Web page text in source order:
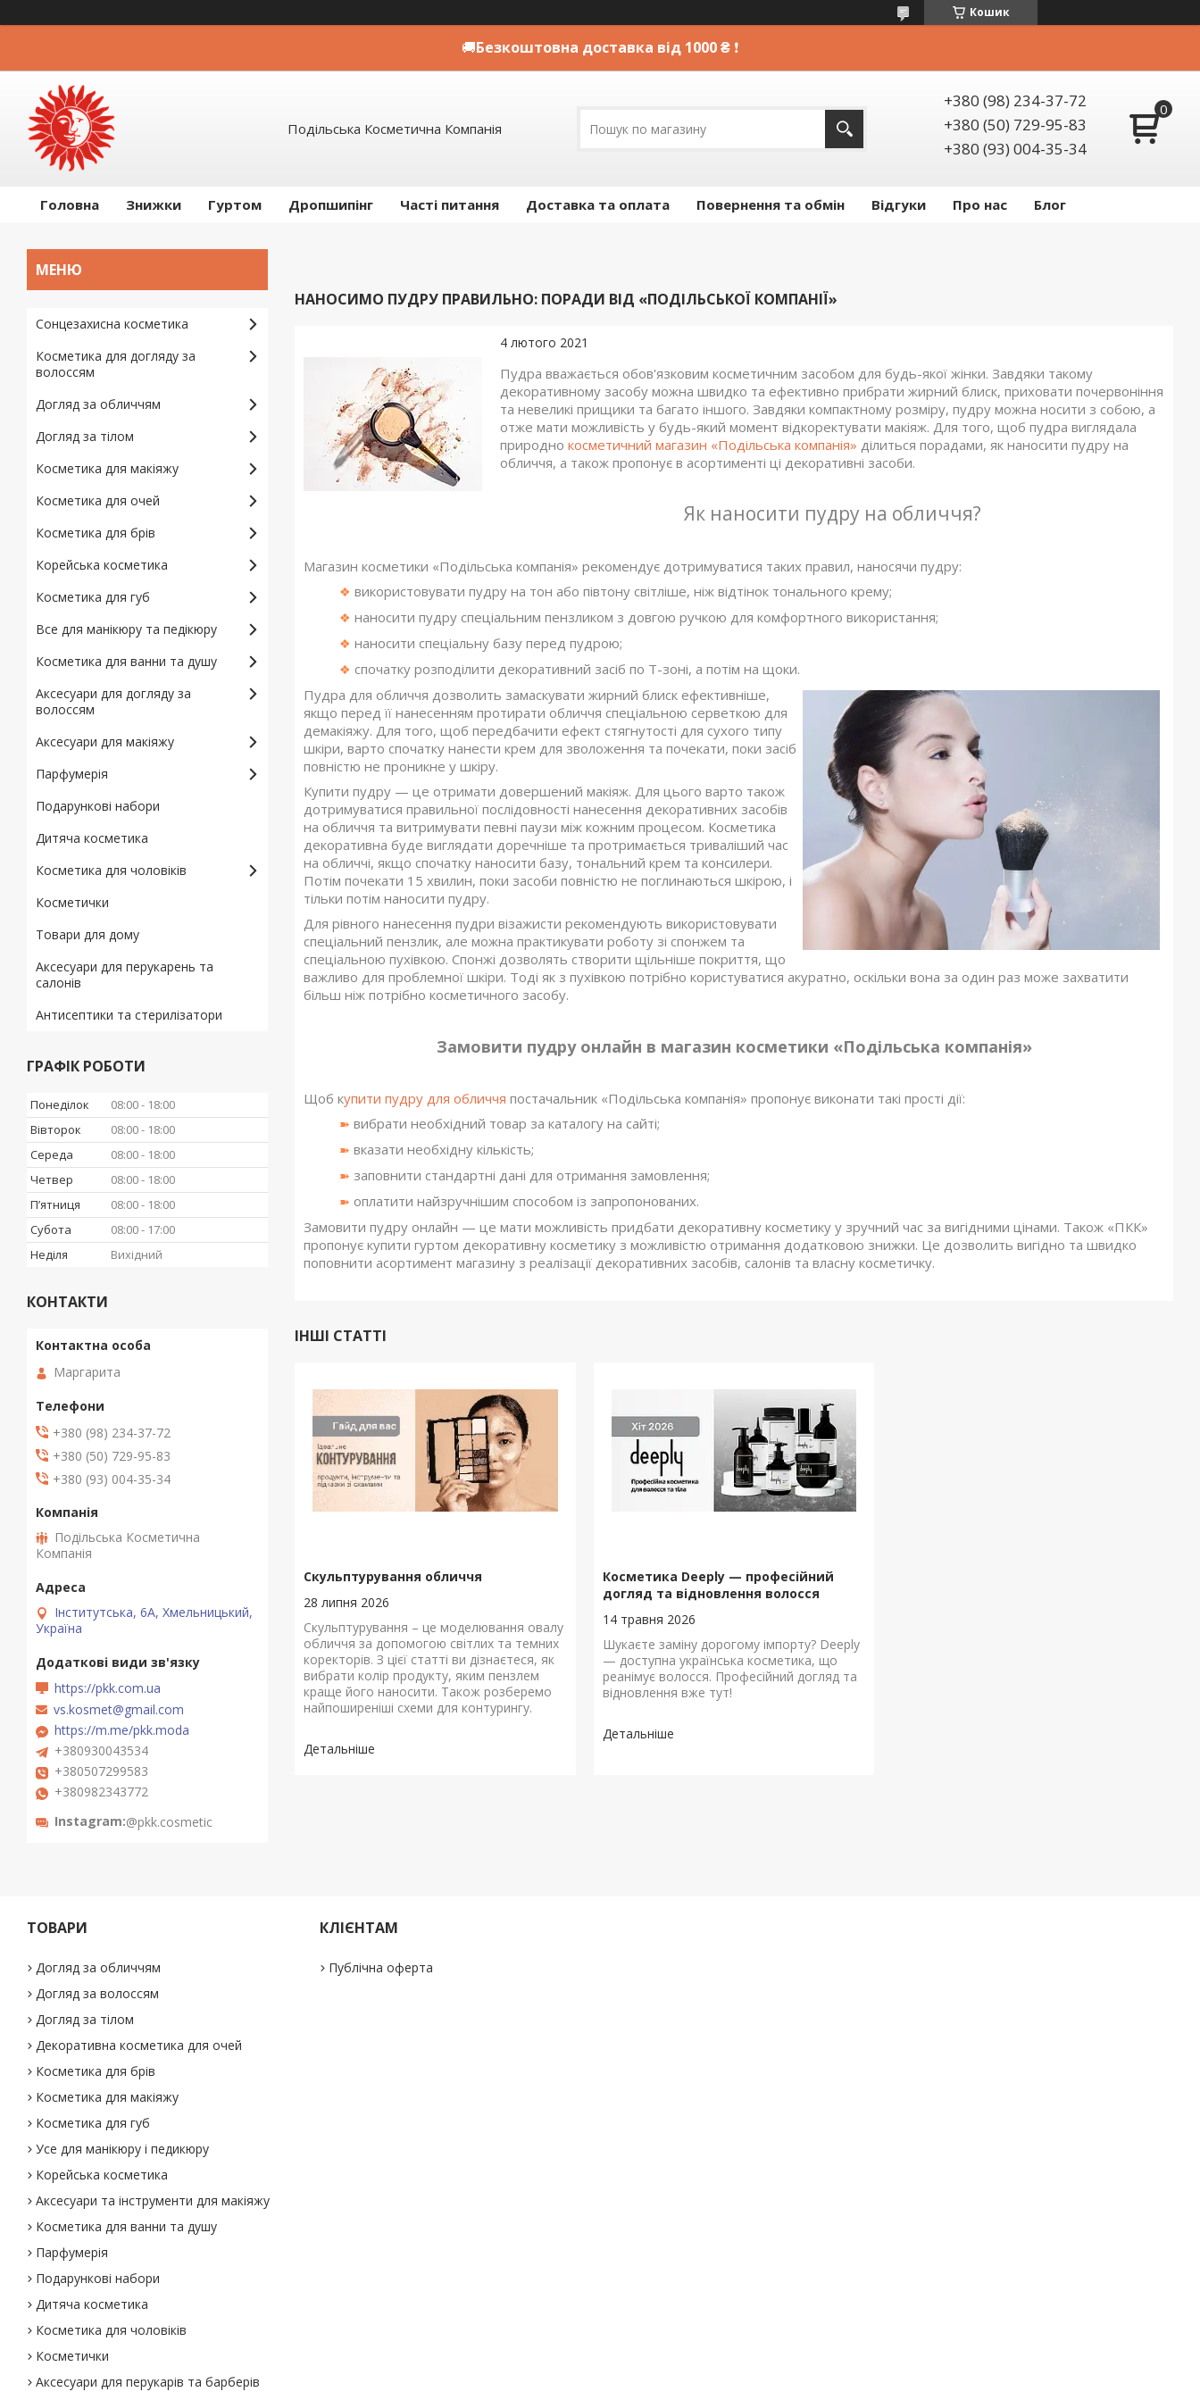
Кошик
🚚Безкоштовна доставка від 1000 ₴ ❗
Подільська Косметична Компанія
+380 (98) 234-37-72
+380 (50) 729-95-83
+380 (93) 004-35-34
Головна Знижки Гуртом Дропшипінг Часті питання Доставка та оплата Повернення та обмін Відгуки Про нас Блог
НАНОСИМО ПУДРУ ПРАВИЛЬНО: ПОРАДИ ВІД «ПОДІЛЬСЬКОЇ КОМПАНІЇ»
4 лютого 2021
Пудра вважається обов'язковим косметичним засобом для будь-якої жінки. Завдяки такому
декоративному засобу можна швидко та ефективно прибрати жирний блиск, приховати почервоніння
та невеликі прищики та багато іншого. Завдяки компактному розміру, пудру можна носити з собою, а
отже мати можливість у будь-який момент відкоректувати макіяж. Для того, щоб пудра виглядала
природно косметичний магазин «Подільська компанія» ділиться порадами, як наносити пудру на
обличчя, а також пропонує в асортименті ці декоративні засоби.
Як наносити пудру на обличчя?
Магазин косметики «Подільська компанія» рекомендує дотримуватися таких правил, наносячи пудру:
❖ використовувати пудру на тон або півтону світліше, ніж відтінок тонального крему;
❖ наносити пудру спеціальним пензликом з довгою ручкою для комфортного використання;
❖ наносити спеціальну базу перед пудрою;
❖ спочатку розподілити декоративний засіб по Т-зоні, а потім на щоки.
Пудра для обличчя дозволить замаскувати жирний блиск ефективніше,
якщо перед її нанесенням протирати обличчя спеціальною серветкою для
демакіяжу. Для того, щоб передбачити ефект стягнутості для сухого типу
шкіри, варто спочатку нанести крем для зволоження та почекати, поки засіб
повністю не проникне у шкіру.
Купити пудру — це отримати довершений макіяж. Для цього варто також
дотримуватися правильної послідовності нанесення декоративних засобів
на обличчя та витримувати певні паузи між кожним процесом. Косметика
декоративна буде виглядати доречніше та протримається триваліший час
на обличчі, якщо спочатку наносити базу, тональний крем та консилери.
Потім почекати 15 хвилин, поки засоби повністю не поглинаються шкірою, і
тільки потім наносити пудру.
Для рівного нанесення пудри візажисти рекомендують використовувати
спеціальний пензлик, але можна практикувати роботу зі спонжем та
спеціальною пухівкою. Спонжі дозволять створити щільніше покриття, що
важливо для проблемної шкіри. Тоді як з пухівкою потрібно користуватися акуратно, оскільки вона за один раз може захватити
більш ніж потрібно косметичного засобу.
Замовити пудру онлайн в магазин косметики «Подільська компанія»
Щоб купити пудру для обличчя постачальник «Подільська компанія» пропонує виконати такі прості дії:
➽ вибрати необхідний товар за каталогу на сайті;
➽ вказати необхідну кількість;
➽ заповнити стандартні дані для отримання замовлення;
➽ оплатити найзручнішим способом із запропонованих.
Замовити пудру онлайн — це мати можливість придбати декоративну косметику у зручний час за вигідними цінами. Також «ПКК»
пропонує купити гуртом декоративну косметику з можливістю отримання додатковою знижки. Це дозволить вигідно та швидко
поповнити асортимент магазину з реалізації декоративних засобів, салонів та власну косметичку.
ІНШІ СТАТТІ
Скульптурування обличчя
28 липня 2026
Скульптурування – це моделювання овалу
обличчя за допомогою світлих та темних
коректорів. З цієї статті ви дізнаєтеся, як
вибрати колір продукту, яким пензлем
краще його наносити. Також розберемо
найпоширеніші схеми для контурингу.
Косметика Deeply — професійний
догляд та відновлення волосся
14 травня 2026
Шукаєте заміну дорогому імпорту? Deeply
— доступна українська косметика, що
реанімує волосся. Професійний догляд та
відновлення вже тут!
Сонцезахисна косметика
Косметика для догляду за
волоссям
Догляд за обличчям
Догляд за тілом
Косметика для макіяжу
Косметика для очей
Косметика для брів
Корейська косметика
Косметика для губ
Все для манікюру та педікюру
Косметика для ванни та душу
Аксесуари для догляду за
волоссям
Аксесуари для макіяжу
Парфумерія
Подарункові набори
Дитяча косметика
Косметика для чоловіків
Косметички
Товари для дому
Аксесуари для перукарень та
салонів
Антисептики та стерилізатори
ГРАФІК РОБОТИ
Понеділок 08:00
18:00
Вівторок
08:00
18:00
Середа
08:00
18:00
Четвер
08:00
18:00
Пʼятниця
08:00
18:00
Субота
08:00
17:00
Неділя
Вихідний
КОНТАКТИ
Маргарита
+380 (98) 234-37-72
+380 (50) 729-95-83
+380 (93) 004-35-34
Подільська Косметична
Компанія
Інститутська, 6А, Хмельницький,
Україна
https://pkk.com.ua
vs.kosmet@gmail.com
https://m.me/pkk.moda
+380930043534
+380507299583
+380982343772
Instagram @pkk.cosmetic
ТОВАРИ
Догляд за обличчям
Догляд за волоссям
Догляд за тілом
Декоративна косметика для очей
Косметика для брів
Косметика для макіяжу
Косметика для губ
Усе для манікюру і педикюру
Корейська косметика
Аксесуари та інструменти для макіяжу
Косметика для ванни та душу
Парфумерія
Подарункові набори
Дитяча косметика
Косметика для чоловіків
Косметички
Аксесуари для перукарів та барберів
КЛІЄНТАМ
Публічна оферта